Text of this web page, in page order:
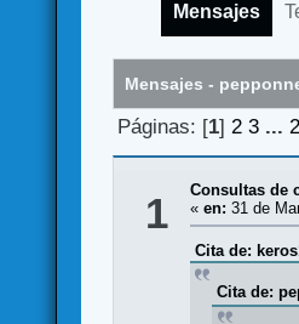
Mensajes
Mensajes -
Páginas: [1] 2 3 ...
1 Consultas de
«en: 31 de
Cita de:
Cita de: